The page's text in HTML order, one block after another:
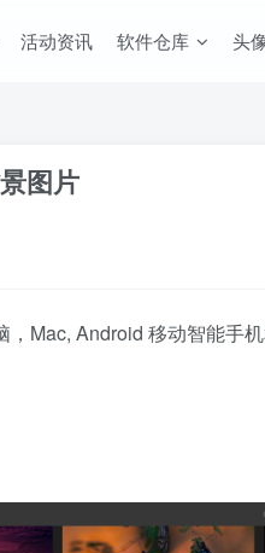
活动资讯 软件仓库 头
图片
Mac, Android 移动智能手